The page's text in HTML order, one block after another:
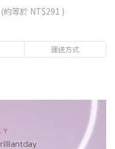
約等於NT$291 )
運送方式